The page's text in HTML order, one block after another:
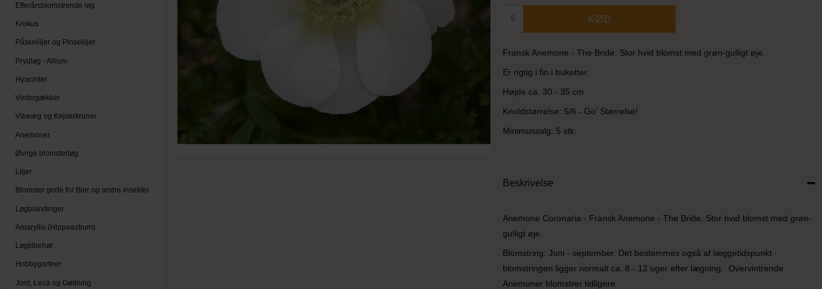
Efterårsblomstrende løg
Krokus
Påskeliljer og Pinseliljer
Prydløg - Allium
Hyacinter
Vintergækker
Vibeæg og Kejserkroner
Anemoner
Øvrige blomsterløg
Liljer
Blomster gode for Bier og andre insekter
Løgblandinger
Amaryllis (Hippeastrum)
Løgtilbehør
Hobbygartner
Jord, Leca og Gødning
KØB
Fransk Anemone - The Bride. Stor hvid blomst med grøn-gulligt øje.
Er rigtig i fin i buketter.
Højde ca. 30 - 35 cm
Knoldstørrelse: 5/6 - Go' Størrelse!
Minimussalg: 5 stk.
Beskrivelse
Anemone Coronaria - Fransk Anemone - The Bride. Stor hvid blomst med grøn-
gulligt øje.
Blomstring: Juni - september. Det bestemmes også af læggetidspunkt -
blomstringen ligger normalt ca. 8 - 12 uger efter lægning. Overvintrende
Anemoner blomstrer tidligere.